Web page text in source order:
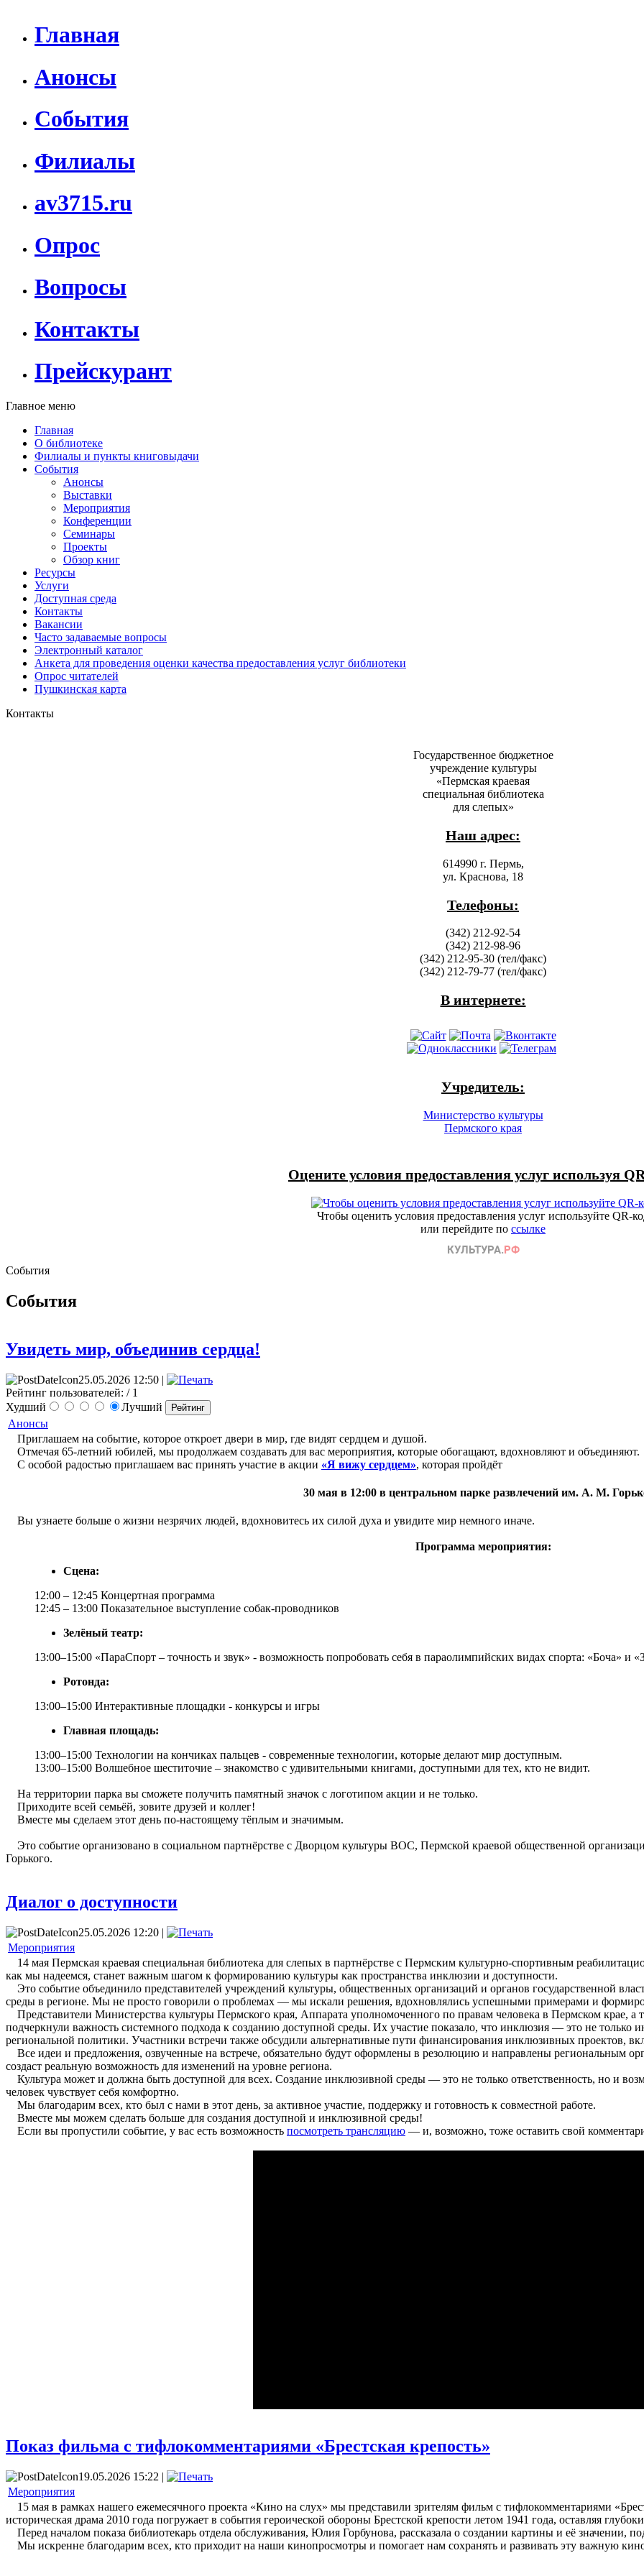
Главная
Анонсы
События
Филиалы
av3715.ru
Опрос
Вопросы
Контакты
Прейскурант
Главное меню
Главная
О библиотеке
Филиалы и пункты книговыдачи
События
Анонсы
Выставки
Мероприятия
Конференции
Семинары
Проекты
Обзор книг
Ресурсы
Услуги
Доступная среда
Контакты
Вакансии
Часто задаваемые вопросы
Электронный каталог
Анкета для проведения оценки качества предоставления услуг библиотеки
Опрос читателей
Пушкинская карта
Контакты
Государственное бюджетное
учреждение культуры
«Пермская краевая
специальная библиотека
для слепых»
Наш адрес:
614990 г. Пермь,
ул. Краснова, 18
Телефоны:
(342) 212-92-54
(342) 212-98-96
(342) 212-95-30 (тел/факс)
(342) 212-79-77 (тел/факс)
В интернете:
Учредитель:
Министерство культуры
Пермского края
Оцените условия предоставления услуг используя
Чтобы оценить условия предоставления услуг используйте QR-
или перейдите по ссылке
События
События
Увидеть мир, объединив сердца!
25.05.2026 12:50 |
Рейтинг пользователей: / 1
Худший
Лучший
Анонсы
Приглашаем на событие, которое откроет двери в мир, где видят сердцем и душой.
Отмечая 65-летний юбилей, мы продолжаем создавать для вас мероприятия, которые обогащают, вдохновляют и объединяют.
С особой радостью приглашаем вас принять участие в акции «Я вижу сердцем», которая пройдёт
30 мая в 12:00 в центральном парке развлечений им. А. М.
Вы узнаете больше о жизни незрячих людей, вдохновитесь их силой духа и увидите мир немного иначе.
Программа мероприятия:
Сцена:
12:00 – 12:45 Концертная программа
12:45 – 13:00 Показательное выступление собак-проводников
Зелёный театр:
13:00–15:00 «ПараСпорт – точность и звук» - возможность попробовать себя в параолимпийских видах спорта: «Боча» и
Ротонда:
13:00–15:00 Интерактивные площадки - конкурсы и игры
Главная площадь:
13:00–15:00 Технологии на кончиках пальцев - современные технологии, которые делают мир доступным.
13:00–15:00 Волшебное шеститочие – знакомство с удивительными книгами, доступными для тех, кто не видит.
На территории парка вы сможете получить памятный значок с логотипом акции и не только.
Приходите всей семьёй, зовите друзей и коллег!
Вместе мы сделаем этот день по-настоящему тёплым и значимым.
Это событие организовано в социальном партнёрстве с Дворцом культуры ВОС, Пермской краевой общественной
Горького.
Диалог о доступности
25.05.2026 12:20 |
Мероприятия
14 мая Пермская краевая специальная библиотека для слепых в партнёрстве с Пермским культурно-спортивным
как мы надеемся, станет важным шагом к формированию культуры как пространства инклюзии и доступности.
Это событие объединило представителей учреждений культуры, общественных организаций и органов государственной
среды в регионе. Мы не просто говорили о проблемах — мы искали решения, вдохновлялись успешными примерами и
Представители Министерства культуры Пермского края, Аппарата уполномоченного по правам человека в Пермском крае,
подчеркнули важность системного подхода к созданию доступной среды. Их участие показало, что инклюзия — это не только
региональной политики. Участники встречи также обсудили альтернативные пути финансирования инклюзивных проектов,
Все идеи и предложения, озвученные на встрече, обязательно будут оформлены в резолюцию и направлены региональным
создаст реальную возможность для изменений на уровне региона.
Культура может и должна быть доступной для всех. Создание инклюзивной среды — это не только ответственность, но и
человек чувствует себя комфортно.
Мы благодарим всех, кто был с нами в этот день, за активное участие, поддержку и готовность к совместной работе.
Вместе мы можем сделать больше для создания доступной и инклюзивной среды!
Если вы пропустили событие, у вас есть возможность посмотреть трансляцию — и, возможно, тоже оставить свой
Показ фильма с тифлокомментариями «Брестская крепость»
19.05.2026 15:22 |
Мероприятия
15 мая в рамках нашего ежемесячного проекта «Кино на слух» мы представили зрителям фильм с тифлокомментариями
историческая драма 2010 года погружает в события героической обороны Брестской крепости летом 1941 года, оставляя
Перед началом показа библиотекарь отдела обслуживания, Юлия Горбунова, рассказала о создании картины и её значении,
Мы искренне благодарим всех, кто приходит на наши кинопросмотры и помогает нам сохранять и развивать эту важную